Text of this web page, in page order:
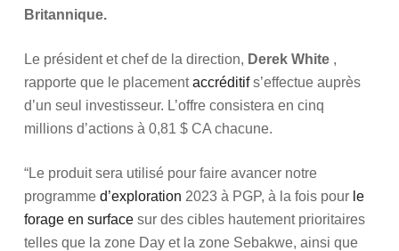
Britannique.
Le président et chef de la direction, Derek White,
rapporte que le placementaccréditifs’effectue auprès
d’un seul investisseur. L’offre consistera en cinq
millions d’actions à 0,81 $ CA chacune.
“Le produit sera utilisé pour faire avancer notre
programme d’exploration 2023 à PGP, à la fois pour le
forage en surface sur des cibles hautement prioritaires
telles que la zone Day et la zone Sebakwe, ainsi que